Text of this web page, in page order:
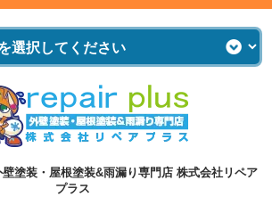
塗装・屋根塗装&雨漏り専門店 株式会社リペア
プラス